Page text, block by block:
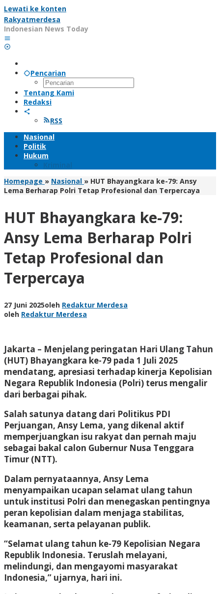
Lewati ke konten
Rakyatmerdesa
Indonesian News Today
Pencarian
Tentang Kami
Redaksi
RSS
Nasional
Politik
Hukum
Kriminal
Homepage » Nasional » HUT Bhayangkara ke-79: Ansy
Lema Berharap Polri Tetap Profesional dan Terpercaya
HUT Bhayangkara ke-79:
Ansy Lema Berharap Polri
Tetap Profesional dan
Terpercaya
27 Juni 2025oleh Redaktur Merdesa
oleh Redaktur Merdesa
Jakarta – Menjelang peringatan Hari Ulang Tahun
(HUT) Bhayangkara ke-79 pada 1 Juli 2025
mendatang, apresiasi terhadap kinerja Kepolisian
Negara Republik Indonesia (Polri) terus mengalir
dari berbagai pihak.
Salah satunya datang dari Politikus PDI
Perjuangan, Ansy Lema, yang dikenal aktif
memperjuangkan isu rakyat dan pernah maju
sebagai bakal calon Gubernur Nusa Tenggara
Timur (NTT).
Dalam pernyataannya, Ansy Lema
menyampaikan ucapan selamat ulang tahun
untuk institusi Polri dan menegaskan pentingnya
peran kepolisian dalam menjaga stabilitas,
keamanan, serta pelayanan publik.
“Selamat ulang tahun ke-79 Kepolisian Negara
Republik Indonesia. Teruslah melayani,
melindungi, dan mengayomi masyarakat
Indonesia,” ujarnya, hari ini.